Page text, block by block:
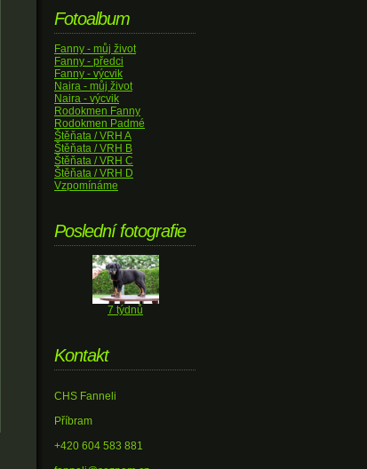
Fotoalbum
Fanny - můj život
Fanny - předci
Fanny - výcvik
Naira - můj život
Naira - výcvik
Rodokmen Fanny
Rodokmen Padmé
Štěňata / VRH A
Štěňata / VRH B
Štěňata / VRH C
Štěňata / VRH D
Vzpomínáme
Poslední fotografie
7 týdnů
Kontakt
CHS Fanneli
Příbram
+420 604 583 881